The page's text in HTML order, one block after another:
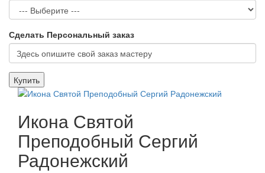
Сделать Персональный заказ
Купить
Икона Святой
Преподобный Сергий
Радонежский